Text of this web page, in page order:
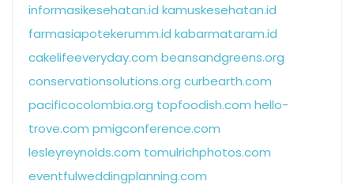
informasikesehatan.id kamuskesehatan.id
farmasiapotekerumm.id kabarmataram.id
cakelifeeveryday.com beansandgreens.org
conservationsolutions.org curbearth.com
pacificocolombia.org topfoodish.com hello-
trove.com pmigconference.com
lesleyreynolds.com tomulrichphotos.com
eventfulweddingplanning.com